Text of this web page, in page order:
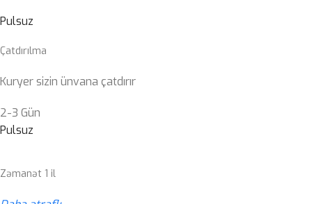
Pulsuz
Çatdırılma
Kuryer sizin ünvana çatdırır
2-3 Gün
Pulsuz
Zəmanət 1 il